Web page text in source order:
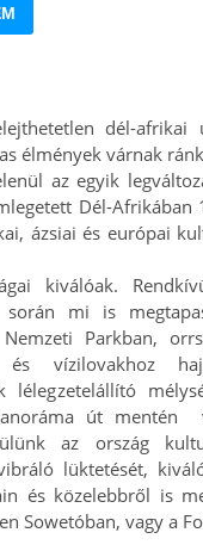
dél-afrikai
élmények várnak
az egyik
Dél-
ázsiai és európai
kiválóak.
során mi is
Parkban,
vízilovakhoz
út mentén
az ország
lüktetését,
és közelebbről is
Sowetóban, vagy a